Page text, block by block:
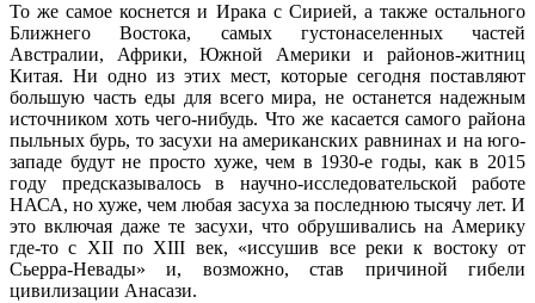
То же самое коснется и Ирака с Сирией, а также остального
Ближнего Востока, самых густонаселенных частей
Австралии, Африки, Южной Америки и районов-житниц
Китая. Ни одно из этих мест, которые сегодня поставляют
большую часть еды для всего мира, не останется надежным
источником хоть чего-нибудь. Что же касается самого района
пыльных бурь, то засухи на американских равнинах и на юго-
западе будут не просто хуже, чем в 1930-е годы, как в 2015
году предсказывалось в научно-исследовательской работе
НАСА, но хуже, чем любая засуха за последнюю тысячу лет. И
это включая даже те засухи, что обрушивались на Америку
где-то с XII по XIII век, «иссушив все реки к востоку от
Сьерра-Невады» и, возможно, став причиной гибели
цивилизации Анасази.